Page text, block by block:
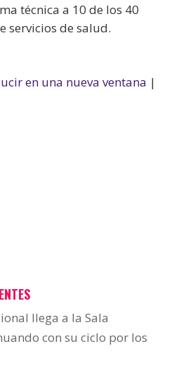
técnica a 10 de los 40
servicios de salud.
en una nueva ventana |
llega a la Sala
con su ciclo por los